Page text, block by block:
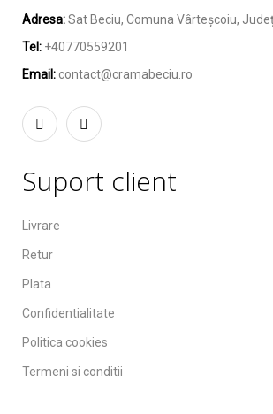
Adresa:Sat Beciu, Comuna Vârteșcoiu,
Tel: +40770559201
Email: contact@cramabeciu.ro
Suport client
Livrare
Retur
Plata
Confidentialitate
Politica cookies
Termeni si conditii